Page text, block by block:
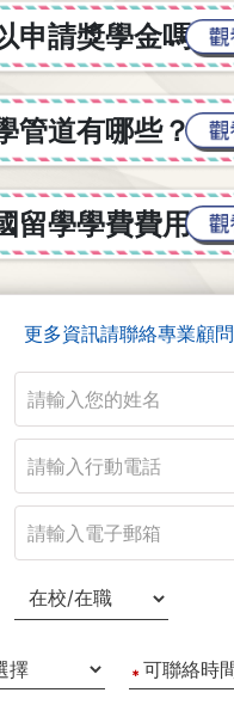
申請獎學金嗎？
管道有哪些？
留學學費費用？
更多資訊請聯絡專業顧問
*